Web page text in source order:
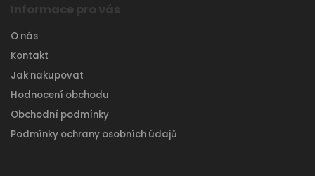
Informace pro vás
O nás
Kontakt
Jak nakupovat
Hodnocení obchodu
Obchodní podmínky
Podmínky ochrany osobních údajů